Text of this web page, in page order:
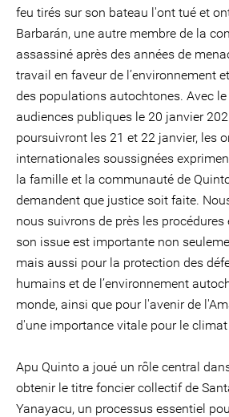
feu tirés sur son bateau l'ont tué et
Barbarán, une autre membre de la
assassiné après des années de
travail en faveur de l’environnement
des populations autochtones. Avec
audiences publiques le 20 janvier
poursuivront les 21 et 22 janvier, les
internationales soussignées
la famille et la communauté de
demandent que justice soit faite.
nous suivrons de près les
son issue est importante non
mais aussi pour la protection des
humains et de l’environnement
monde, ainsi que pour l'avenir de
d'une importance vitale pour le
Apu Quinto a joué un rôle central
obtenir le titre foncier collectif de
Yanayacu, un processus essentiel